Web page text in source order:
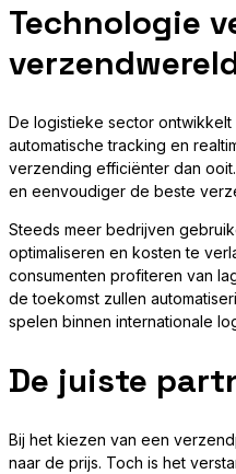
Technologie
De logistieke sector ontwikkelt
automatische tracking en
verzending efficiënter dan
en eenvoudiger de beste
Steeds meer bedrijven
optimaliseren en kosten te
consumenten profiteren van
de toekomst zullen
spelen binnen internationale
De juiste
Bij het kiezen van een
naar de prijs. Toch is het